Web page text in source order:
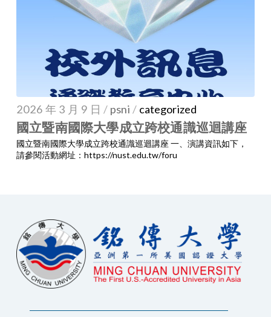
2026 年 3 月 9 日 / psni / categorized
國立暨南國際大學成立跨校通識巡迴講座
國立暨南國際大學成立跨校通識巡迴講座 一、演講資訊如下，
請參閱活動網址：https://nust.edu.tw/foru